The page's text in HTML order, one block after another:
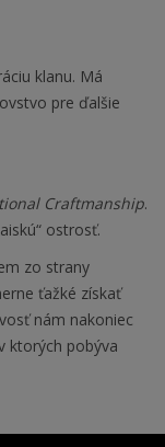
klanu. Má
pre ďalšie
Craftmanship.
ostrosť.
zo strany
ťažké získať
nám nakoniec
ktorých pobýva